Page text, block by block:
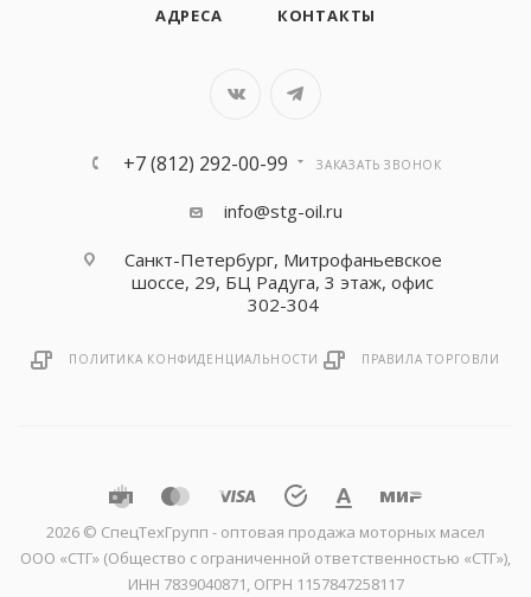
АДРЕСА
КОНТАКТЫ
+7 (812) 292-00-99 ЗАКАЗАТЬ ЗВОНОК
info@stg-oil.ru
Санкт-Петербург, Митрофаньевское
шоссе, 29, БЦ Радуга, 3 этаж, офис
302-304
ПОЛИТИКА КОНФИДЕНЦИАЛЬНОСТИ ПРАВИЛА ТОРГОВЛИ
2026 © CпецТехГрупп - оптовая продажа моторных масел
ООО «СТГ» (Общество с ограниченной ответственностью «СТГ»),
ИНН 7839040871, ОГРН 1157847258117